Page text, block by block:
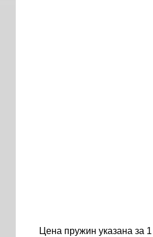
Цена пружин указана за